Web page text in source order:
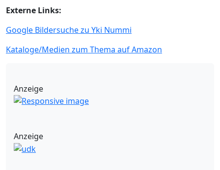
Externe Links:
Google Bildersuche zu Yki Nummi
Kataloge/Medien zum Thema auf Amazon
Anzeige
Anzeige